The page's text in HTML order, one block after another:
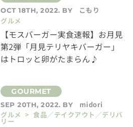
OCT 18TH, 2022. BY
こもり
グルメ
【モスバーガー実食速報】お月見
第2弾「月見テリヤキバーガー」
はトロッと卵がたまらん♪
SEP 20TH, 2022. BY
midori
グルメ > 食品／テイクアウト／デリバ
リー